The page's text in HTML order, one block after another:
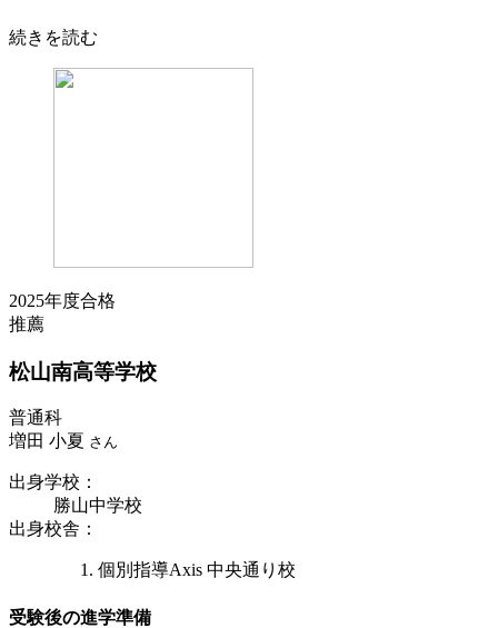
続きを読む
2025年度合格
推薦
松山南高等学校
普通科
増田 小夏 さん
出身学校 ：
勝山中学校
出身校舎 ：
個別指導Axis 中央通り校
受験後の進学準備